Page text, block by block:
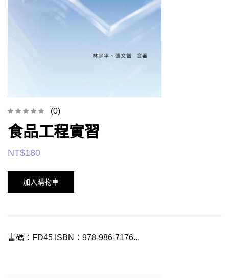
(0)
食品工程實習
NT$180
加入購物車
書碼：FD45 ISBN：978-986-7176...